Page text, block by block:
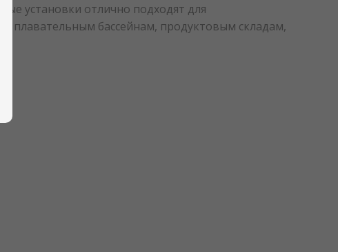
установки отлично подходят для
плавательным бассейнам, продуктовым складам,